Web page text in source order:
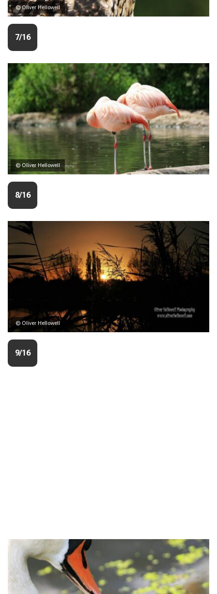
© Oliver Hellowell
7/16
© Oliver Hellowell
8/16
© Oliver Hellowell
9/16